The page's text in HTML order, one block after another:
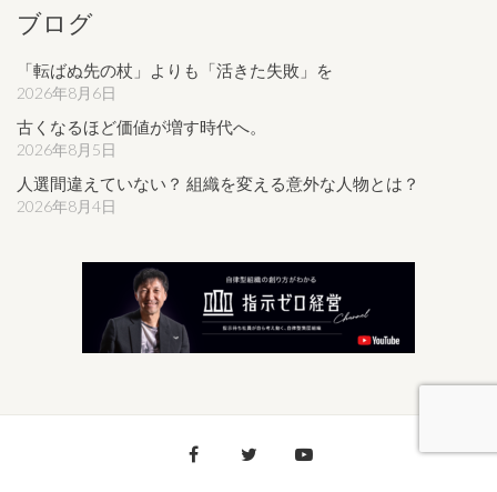
ブログ
「転ばぬ先の杖」よりも「活きた失敗」を
2026年8月6日
古くなるほど価値が増す時代へ。
2026年8月5日
人選間違えていない？ 組織を変える意外な人物とは？
2026年8月4日